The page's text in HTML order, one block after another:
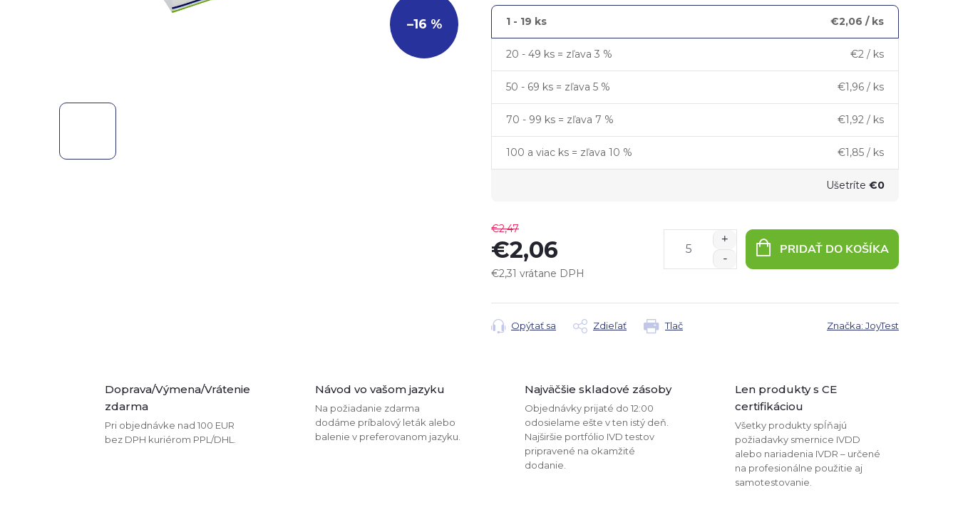
–16 % 1 - 19 ks €2,06 / ks
20 - 49 ks = zľava 3 % €2 / ks
50 - 69 ks = zľava 5 % €1,96 / ks
70 - 99 ks = zľava 7 % €1,92 / ks
100 a viac ks = zľava 10 % €1,85 / ks
Ušetríte €0
€2,47
€2,06
€2,31 vrátane DPH
cena:
PRIDAŤ DO KOŠÍKA
Tlač
Opýtať sa Zdieľať Značka: JoyTest
Doprava/Výmena/Vrátenie
zdarma
Pri objednávke nad 100 EUR
bez DPH kuriérom PPL/DHL.
Návod vo vašom jazyku
Na požiadanie zdarma
dodáme príbalový leták alebo
balenie v preferovanom jazyku.
Najväčšie skladové zásoby
Objednávky prijaté do 12:00
odosielame ešte v ten istý deň.
Najširšie portfólio IVD testov
pripravené na okamžité
dodanie.
Len produkty s CE
certifikáciou
Všetky produkty spĺňajú
požiadavky smernice IVDD
alebo nariadenia IVDR – určené
na profesionálne použitie aj
samotestovanie.